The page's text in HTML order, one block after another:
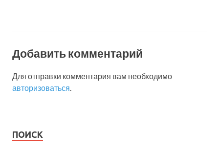
Добавить комментарий
Для отправки комментария вам необходимо
авторизоваться.
ПОИСК